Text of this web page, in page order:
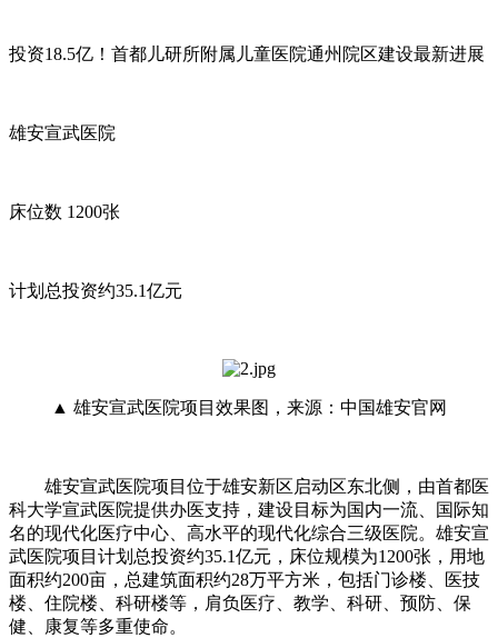
投资18.5亿！首都儿研所附属儿童医院通州院区建设最新进展
雄安宣武医院
床位数 1200张
计划总投资约35.1亿元
▲ 雄安宣武医院项目效果图，来源：中国雄安官网
雄安宣武医院项目位于雄安新区启动区东北侧，由首都医
科大学宣武医院提供办医支持，建设目标为国内一流、国际知
名的现代化医疗中心、高水平的现代化综合三级医院。雄安宣
武医院项目计划总投资约35.1亿元，床位规模为1200张，用地
面积约200亩，总建筑面积约28万平方米，包括门诊楼、医技
楼、住院楼、科研楼等，肩负医疗、教学、科研、预防、保
健、康复等多重使命。